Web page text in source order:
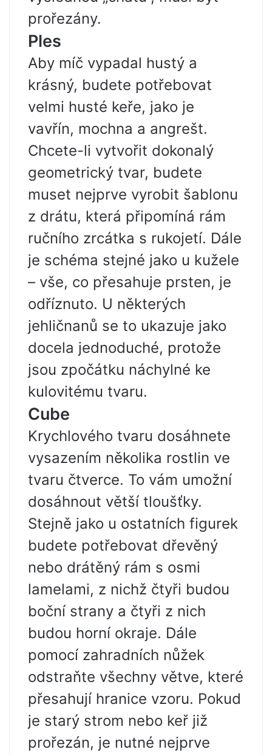
prořezány.
Ples
Aby míč vypadal hustý a
krásný, budete potřebovat
velmi husté keře, jako je
vavřín, mochna a angrešt.
Chcete-li vytvořit dokonalý
geometrický tvar, budete
muset nejprve vyrobit šablonu
z drátu, která připomíná rám
ručního zrcátka s rukojetí. Dále
je schéma stejné jako u kužele
– vše, co přesahuje prsten, je
odříznuto. U některých
jehličnanů se to ukazuje jako
docela jednoduché, protože
jsou zpočátku náchylné ke
kulovitému tvaru.
Cube
Krychlového tvaru dosáhnete
vysazením několika rostlin ve
tvaru čtverce. To vám umožní
dosáhnout větší tloušťky.
Stejně jako u ostatních figurek
budete potřebovat dřevěný
nebo drátěný rám s osmi
lamelami, z nichž čtyři budou
boční strany a čtyři z nich
budou horní okraje. Dále
pomocí zahradních nůžek
odstraňte všechny větve, které
přesahují hranice vzoru. Pokud
je starý strom nebo keř již
prořezán, je nutné nejprve